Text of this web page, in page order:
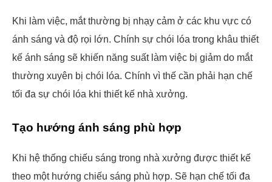
Khi làm việc, mắt thường bị nhạy cảm ở các khu vực có
ánh sáng và độ rọi lớn. Chính sự chói lóa trong khâu thiết
kế ánh sáng sẽ khiến năng suất làm việc bị giảm do mắt
thường xuyên bị chói lóa. Chính vì thế cần phải hạn chế
tối đa sự chói lóa khi thiết kế nhà xưởng.
Tạo hướng ánh sáng phù hợp
Khi hệ thống chiếu sáng trong nhà xưởng được thiết kế
theo một hướng chiếu sáng phù hợp. Sẽ hạn chế tối đa